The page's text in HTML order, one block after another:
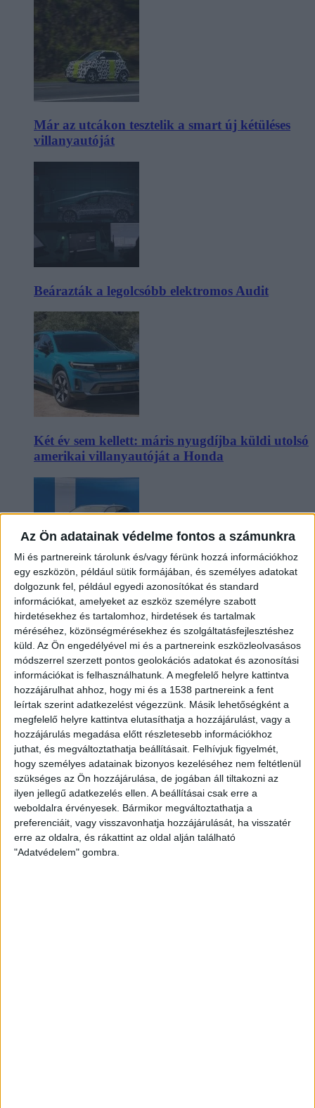
Az Ön adatainak védelme fontos a számunkra
Mi és partnereink tárolunk és/vagy férünk hozzá információkhoz
egy eszközön, például sütik formájában, és személyes adatokat
dolgozunk fel, például egyedi azonosítókat és standard
információkat, amelyeket az eszköz személyre szabott
hirdetésekhez és tartalomhoz, hirdetések és tartalmak
méréséhez, közönségmérésekhez és szolgáltatásfejlesztéshez
küld. Az Ön engedélyével mi és a partnereink eszközleolvasásos
módszerrel szerzett pontos geolokációs adatokat és azonosítási
információkat is felhasználhatunk. A megfelelő helyre kattintva
hozzájárulhat ahhoz, hogy mi és a 1538 partnereink a fent
leírtak szerint adatkezelést végezzünk. Másik lehetőségként a
megfelelő helyre kattintva elutasíthatja a hozzájárulást, vagy a
hozzájárulás megadása előtt részletesebb információkhoz
juthat, és megváltoztathatja beállításait. Felhívjuk figyelmét,
hogy személyes adatainak bizonyos kezeléséhez nem feltétlenül
szükséges az Ön hozzájárulása, de jogában áll tiltakozni az
ilyen jellegű adatkezelés ellen. A beállításai csak erre a
weboldalra érvényesek. Bármikor megváltoztathatja a
preferenciáit, vagy visszavonhatja hozzájárulását, ha visszatér
erre az oldalra, és rákattint az oldal alján található
"Adatvédelem" gombra.
Már az utcákon tesztelik a smart új kétüléses
villanyautóját
Beárazták a legolcsóbb elektromos Audit
Két év sem kellett: máris nyugdíjba küldi utolsó
amerikai villanyautóját a Honda
Kilencmillió alatt indul a legolcsóbb elektromos
Volkswagen
Hoppon maradtak a villanyautós támogatási
program utolsó pályázói